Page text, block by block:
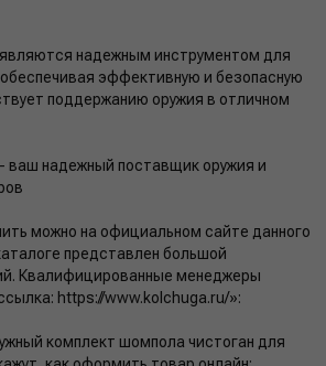
надежным инструментом для
эффективную и безопасную
поддержанию оружия в отличном
ваш надежный поставщик оружия и
можно на официальном сайте данного
представлен большой
Квалифицированные менеджеры
https://www.kolchuga.ru/»:
комплект шомпола чистоган для